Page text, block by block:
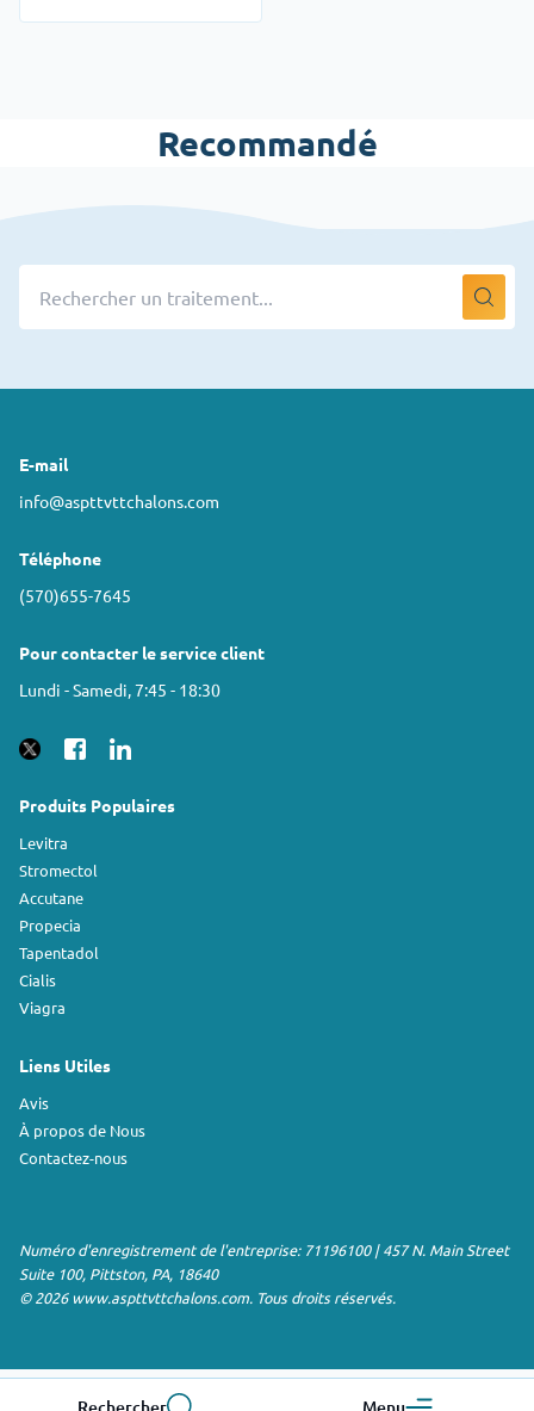
Recommandé
E-mail
info@aspttvttchalons.com
Téléphone
(570)655-7645
Pour contacter le service client
Lundi - Samedi, 7:45 - 18:30
Produits Populaires
Levitra
Stromectol
Accutane
Propecia
Tapentadol
Cialis
Viagra
Liens Utiles
Avis
À propos de Nous
Contactez-nous
Numéro d'enregistrement de l'entreprise: 71196100 | 457 N. Main Street
Suite 100, Pittston, PA, 18640
© 2026 www.aspttvttchalons.com. Tous droits réservés.